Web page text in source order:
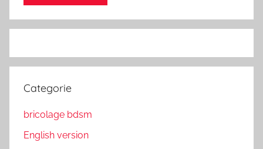
Categorie
bricolage bdsm
English version